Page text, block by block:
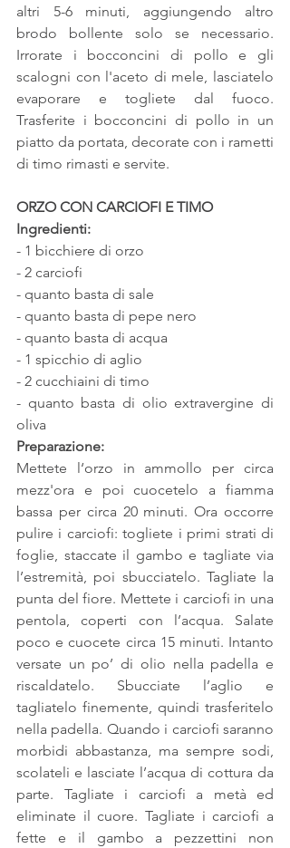
altri 5-6 minuti, aggiungendo altro
brodo bollente solo se necessario.
Irrorate i bocconcini di pollo e gli
scalogni con l'aceto di mele, lasciatelo
evaporare e togliete dal fuoco.
Trasferite i bocconcini di pollo in un
piatto da portata, decorate con i rametti
di timo rimasti e servite.
ORZO CON CARCIOFI E TIMO
Ingredienti:
- 1 bicchiere di orzo
- 2 carciofi
- quanto basta di sale
- quanto basta di pepe nero
- quanto basta di acqua
- 1 spicchio di aglio
- 2 cucchiaini di timo
- quanto basta di olio extravergine di
oliva
Preparazione:
Mettete l‘orzo in ammollo per circa
mezz'ora e poi cuocetelo a fiamma
bassa per circa 20 minuti. Ora occorre
pulire i carciofi: togliete i primi strati di
foglie, staccate il gambo e tagliate via
l’estremità, poi sbucciatelo. Tagliate la
punta del fiore. Mettete i carciofi in una
pentola, coperti con l’acqua. Salate
poco e cuocete circa 15 minuti. Intanto
versate un po’ di olio nella padella e
riscaldatelo. Sbucciate l’aglio e
tagliatelo finemente, quindi trasferitelo
nella padella. Quando i carciofi saranno
morbidi abbastanza, ma sempre sodi,
scolateli e lasciate l’acqua di cottura da
parte. Tagliate i carciofi a metà ed
eliminate il cuore. Tagliate i carciofi a
fette e il gambo a pezzettini non